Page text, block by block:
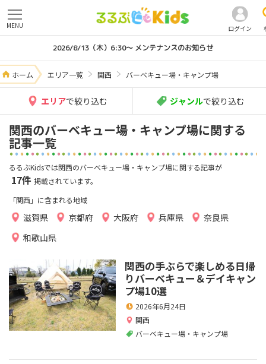
ログイン
MENU
2026/8/13（木）6:30～ メンテナンスのお知らせ
ホーム エリア一覧 関西 バーベキュー場・キャンプ場
エリアで絞り込む ジャンルで絞り込む
関西のバーベキュー場・キャンプ場に関する
記事一覧
るるぶKidsでは関西のバーベキュー場・キャンプ場に関する記事が
17件 掲載されています。
「関西」に含まれる地域
滋賀県 京都府 大阪府 兵庫県
奈良県
和歌山県
関西の手ぶらで楽しめる日帰
りバーベキュー＆デイキャン
プ場10選
2026年6月24日
関西
バーベキュー場・キャンプ場